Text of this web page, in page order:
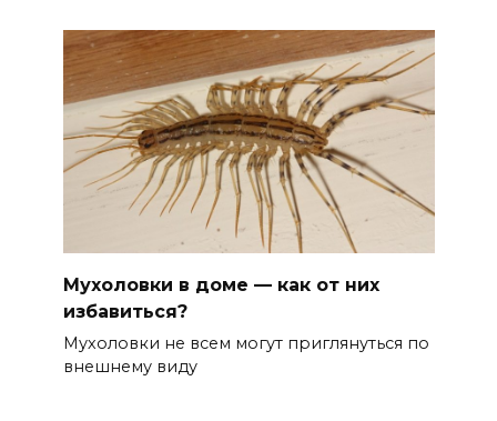
Мухоловки в доме — как от них
избавиться?
Мухоловки не всем могут приглянуться по
внешнему виду